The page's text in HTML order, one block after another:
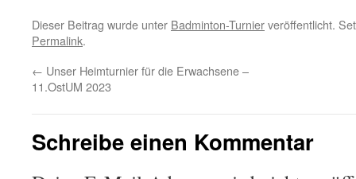
Dieser Beitrag wurde unter Badminton-Turnierveröffentlicht.
Permalink.
← Unser Heimturnier für die Erwachsene –
11.OstUM 2023
Schreibe einen Kommentar